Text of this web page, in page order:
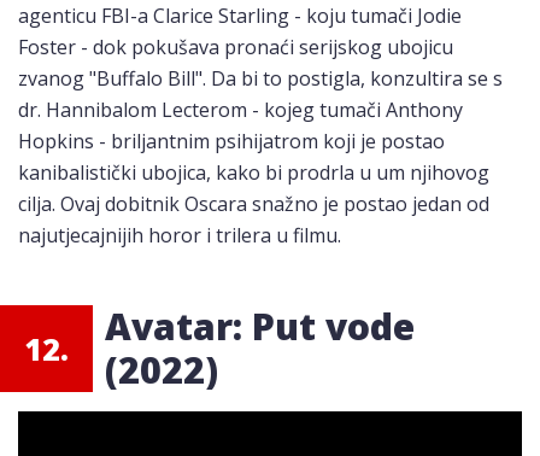
agenticu FBI-a Clarice Starling - koju tumači Jodie
Foster - dok pokušava pronaći serijskog ubojicu
zvanog "Buffalo Bill". Da bi to postigla, konzultira se s
dr. Hannibalom Lecterom - kojeg tumači Anthony
Hopkins - briljantnim psihijatrom koji je postao
kanibalistički ubojica, kako bi prodrla u um njihovog
cilja. Ovaj dobitnik Oscara snažno je postao jedan od
najutjecajnijih horor i trilera u filmu.
12.
Avatar: Put vode
(2022)